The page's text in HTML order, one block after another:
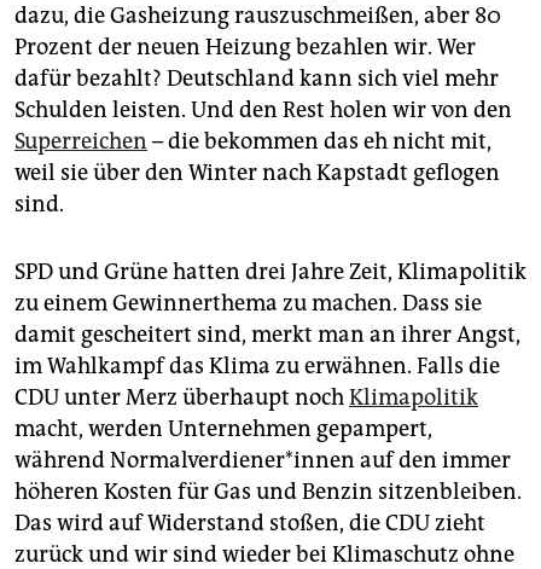
dazu, die Gasheizung rauszuschmeißen, aber 80
Prozent der neuen Heizung bezahlen wir. Wer
dafür bezahlt? Deutschland kann sich viel mehr
Schulden leisten. Und den Rest holen wir von den
Superreichen – die bekommen das eh nicht mit,
weil sie über den Winter nach Kapstadt geflogen
sind.
SPD und Grüne hatten drei Jahre Zeit, Klimapolitik
zu einem Gewinnerthema zu machen. Dass sie
damit gescheitert sind, merkt man an ihrer Angst,
im Wahlkampf das Klima zu erwähnen. Falls die
CDU unter Merz überhaupt nochKlimapolitik
macht, werden Unternehmen gepampert,
während Nor­mal­ver­die­ne­r*in­nen auf den immer
höheren Kosten für Gas und Benzin sitzenbleiben.
Das wird auf Widerstand stoßen, die CDU zieht
zurück und wir sind wieder bei Klimaschutz ohne